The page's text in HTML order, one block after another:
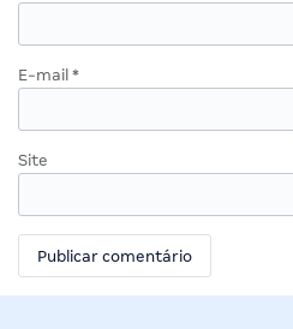
E-mail *
Site